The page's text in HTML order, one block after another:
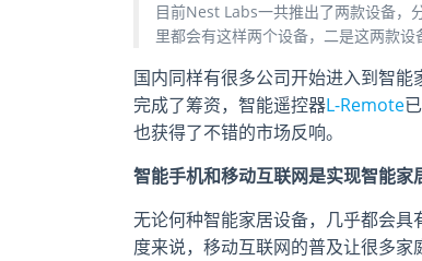
目前Nest Labs一共推出了两款设备，
里都会有这样两个设备，二是这两款设
国内同样有很多公司开始进入到智
完成了筹资，智能遥控器L-Remote
也获得了不错的市场反响。
智能手机和移动互联网是实现智能家
无论何种智能家居设备，几乎都会
度来说，移动互联网的普及让很多